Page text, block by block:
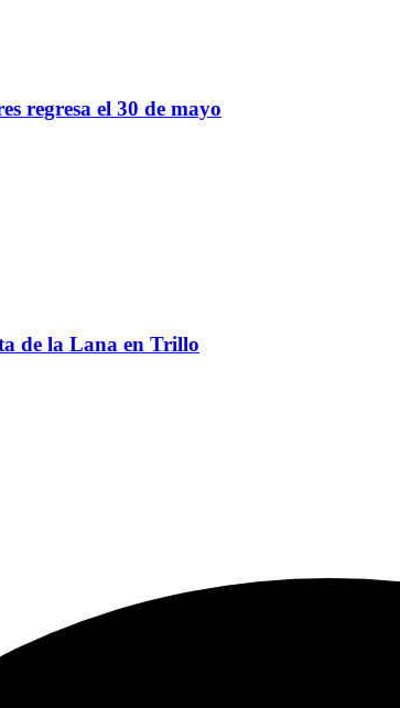
regresa el 30 de mayo
de la Lana en Trillo